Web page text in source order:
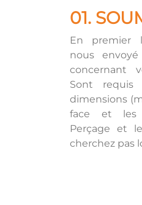
01.
En premier
nous
concernant
Sont
dimensions
face et les
Perçage et
cherchez pas